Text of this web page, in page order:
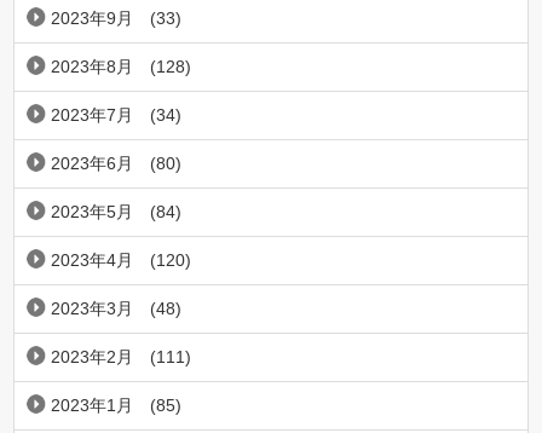
2023年9月 (33)
2023年8月 (128)
2023年7月 (34)
2023年6月 (80)
2023年5月 (84)
2023年4月 (120)
2023年3月 (48)
2023年2月 (111)
2023年1月 (85)